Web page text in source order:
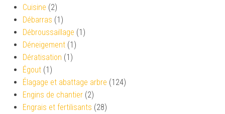
Cuisine (2)
Débarras (1)
Débroussaillage (1)
Déneigement (1)
Dératisation (1)
Égout (1)
Élagage et abattage arbre (124)
Engins de chantier (2)
Engrais et fertilisants (28)